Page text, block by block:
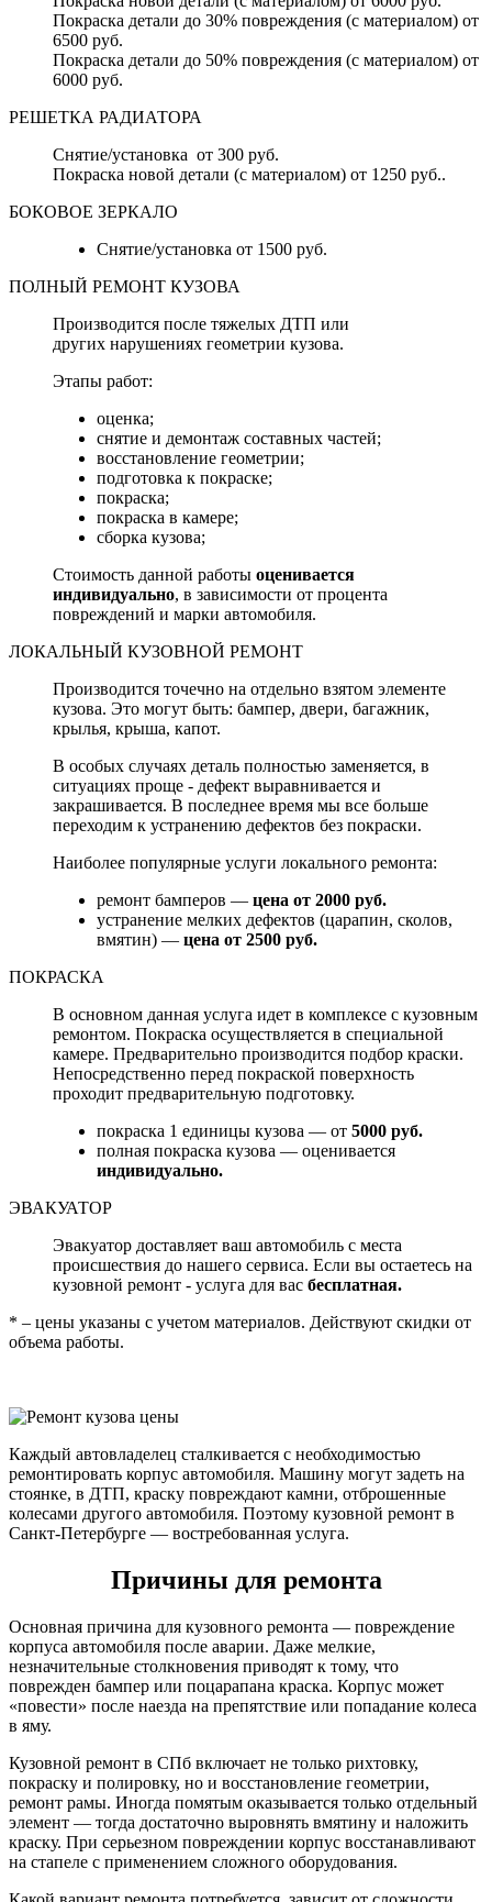
Покраска детали до 30% повреждения (с материалом) от
6500 руб.
Покраска детали до 50% повреждения (с материалом) от
6000 руб.
РЕШЕТКА РАДИАТОРА
Снятие/установка от 300 руб.
Покраска новой детали (с материалом) от 1250 руб..
БОКОВОЕ ЗЕРКАЛО
Снятие/установка от 1500 руб.
ПОЛНЫЙ РЕМОНТ КУЗОВА
Производится после тяжелых ДТП или
других нарушениях геометрии кузова.
Этапы работ:
оценка;
снятие и демонтаж составных частей;
восстановление геометрии;
подготовка к покраске;
покраска;
покраска в камере;
сборка кузова;
Стоимость данной работы оценивается
индивидуально, в зависимости от процента
повреждений и марки автомобиля.
ЛОКАЛЬНЫЙ КУЗОВНОЙ РЕМОНТ
Производится точечно на отдельно взятом элементе
кузова. Это могут быть: бампер, двери, багажник,
крылья, крыша, капот.
В особых случаях деталь полностью заменяется, в
ситуациях проще - дефект выравнивается и
закрашивается. В последнее время мы все больше
переходим к устранению дефектов без покраски.
Наиболее популярные услуги локального ремонта:
ремонт бамперов — цена от 2000 руб.
устранение мелких дефектов (царапин, сколов,
вмятин) — цена от 2500 руб.
ПОКРАСКА
В основном данная услуга идет в комплексе с кузовным
ремонтом. Покраска осуществляется в специальной
камере. Предварительно производится подбор краски.
Непосредственно перед покраской поверхность
проходит предварительную подготовку.
покраска 1 единицы кузова — от 5000 руб.
полная покраска кузова — оценивается
индивидуально.
ЭВАКУАТОР
Эвакуатор доставляет ваш автомобиль с места
происшествия до нашего сервиса. Если вы остаетесь на
кузовной ремонт - услуга для вас бесплатная.
* – цены указаны с учетом материалов. Действуют скидки от
объема работы.
Каждый автовладелец сталкивается с необходимостью
ремонтировать корпус автомобиля. Машину могут задеть на
стоянке, в ДТП, краску повреждают камни, отброшенные
колесами другого автомобиля. Поэтому кузовной ремонт в
Санкт-Петербурге — востребованная услуга.
Причины для ремонта
Основная причина для кузовного ремонта — повреждение
корпуса автомобиля после аварии. Даже мелкие,
незначительные столкновения приводят к тому, что
поврежден бампер или поцарапана краска. Корпус может
«повести» после наезда на препятствие или попадание колеса
в яму.
Кузовной ремонт в СПб включает не только рихтовку,
покраску и полировку, но и восстановление геометрии,
ремонт рамы. Иногда помятым оказывается только отдельный
элемент — тогда достаточно выровнять вмятину и наложить
краску. При серьезном повреждении корпус восстанавливают
на стапеле с применением сложного оборудования.